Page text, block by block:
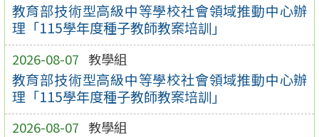
教育部技術型高級中等學校社會領域推動中心辦
理「115學年度種子教師教案培訓」
2026-08-07 教學組
教育部技術型高級中等學校社會領域推動中心辦
理「115學年度種子教師教案培訓」
2026-08-07 教學組